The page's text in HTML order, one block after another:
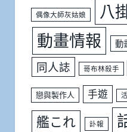
偶像大師灰姑娘 八
動畫情報 動
同人誌 哥布林殺手
戀與製作人 手遊
艦これ 訃報